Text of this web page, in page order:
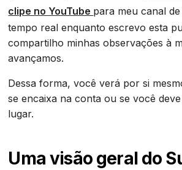
clipe no YouTube para meu canal
tempo real enquanto escrevo esta
compartilho minhas observações à
avançamos.
Dessa forma, você verá por si
se encaixa na conta ou se você
lugar.
Uma visão geral do